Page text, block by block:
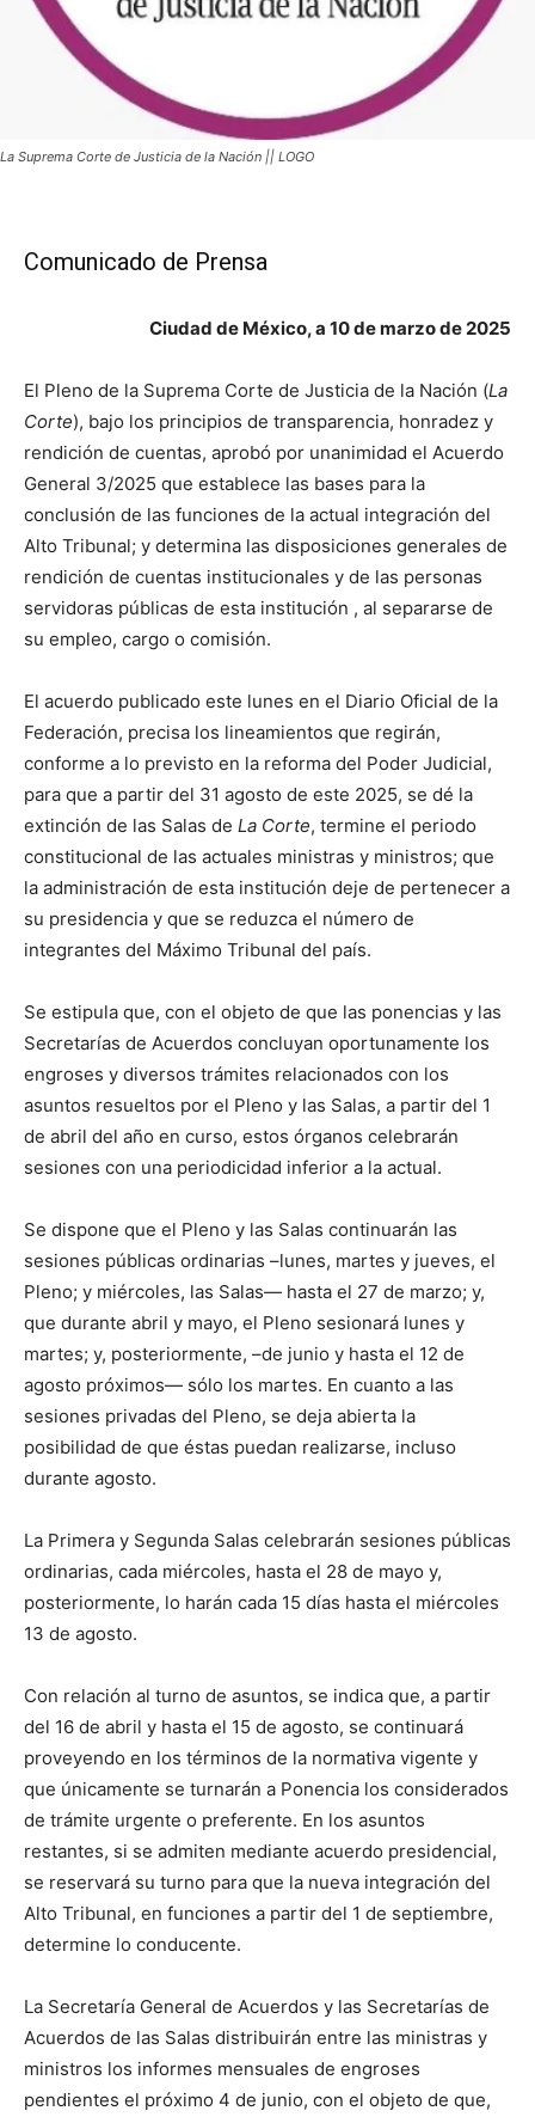
La Suprema Corte de Justicia de la Nación || LOGO
Comunicado de Prensa
Ciudad de México, a 10 de marzo de 2025
El Pleno de la Suprema Corte de Justicia de la Nación (La
Corte), bajo los principios de transparencia, honradez y
rendición de cuentas, aprobó por unanimidad el Acuerdo
General 3/2025 que establece las bases para la
conclusión de las funciones de la actual integración del
Alto Tribunal; y determina las disposiciones generales de
rendición de cuentas institucionales y de las personas
servidoras públicas de esta institución , al separarse de
su empleo, cargo o comisión.
El acuerdo publicado este lunes en el Diario Oficial de la
Federación, precisa los lineamientos que regirán,
conforme a lo previsto en la reforma del Poder Judicial,
para que a partir del 31 agosto de este 2025, se dé la
extinción de las Salas de La Corte, termine el periodo
constitucional de las actuales ministras y ministros; que
la administración de esta institución deje de pertenecer a
su presidencia y que se reduzca el número de
integrantes del Máximo Tribunal del país.
Se estipula que, con el objeto de que las ponencias y las
Secretarías de Acuerdos concluyan oportunamente los
engroses y diversos trámites relacionados con los
asuntos resueltos por el Pleno y las Salas, a partir del 1
de abril del año en curso, estos órganos celebrarán
sesiones con una periodicidad inferior a la actual.
Se dispone que el Pleno y las Salas continuarán las
sesiones públicas ordinarias –lunes, martes y jueves, el
Pleno; y miércoles, las Salas— hasta el 27 de marzo; y,
que durante abril y mayo, el Pleno sesionará lunes y
martes; y, posteriormente, –de junio y hasta el 12 de
agosto próximos— sólo los martes. En cuanto a las
sesiones privadas del Pleno, se deja abierta la
posibilidad de que éstas puedan realizarse, incluso
durante agosto.
La Primera y Segunda Salas celebrarán sesiones públicas
ordinarias, cada miércoles, hasta el 28 de mayo y,
posteriormente, lo harán cada 15 días hasta el miércoles
13 de agosto.
Con relación al turno de asuntos, se indica que, a partir
del 16 de abril y hasta el 15 de agosto, se continuará
proveyendo en los términos de la normativa vigente y
que únicamente se turnarán a Ponencia los considerados
de trámite urgente o preferente. En los asuntos
restantes, si se admiten mediante acuerdo presidencial,
se reservará su turno para que la nueva integración del
Alto Tribunal, en funciones a partir del 1 de septiembre,
determine lo conducente.
La Secretaría General de Acuerdos y las Secretarías de
Acuerdos de las Salas distribuirán entre las ministras y
ministros los informes mensuales de engroses
pendientes el próximo 4 de junio, con el objeto de que,